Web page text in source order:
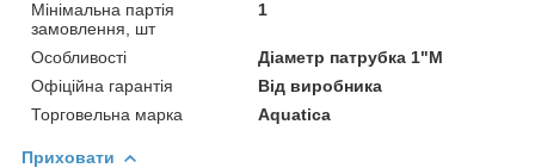
Мінімальна партія
замовлення, шт
1
Особливості
Діаметр патрубка 1"M
Офіційна гарантія
Від виробника
Торговельна марка
Aquatica
Приховати